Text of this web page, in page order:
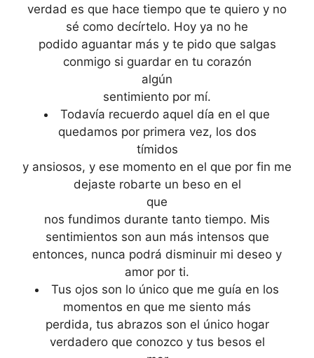
verdad es que hace tiempo que te quiero y no
sé como decírtelo. Hoy ya no he
podido aguantar más y te pido que salgas
conmigo si guardar en tu corazón
algún
sentimiento por mí.
Todavía recuerdo aquel día en el que
quedamos por primera vez, los dos
tímidos
y ansiosos, y ese momento en el que por fin me
dejaste robarte un beso en el
que
nos fundimos durante tanto tiempo. Mis
sentimientos son aun más intensos que
entonces, nunca podrá disminuir mi deseo y
amor por ti.
Tus ojos son lo único que me guía en los
momentos en que me siento más
perdida, tus abrazos son el único hogar
verdadero que conozco y tus besos el